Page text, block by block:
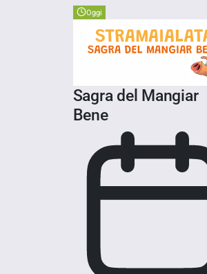
Oggi
Sagra del Mangiar
Bene